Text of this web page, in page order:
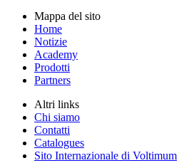
Mappa del sito
Home
Notizie
Academy
Prodotti
Partners
Altri links
Chi siamo
Contatti
Catalogues
Sito Internazionale di Voltimum